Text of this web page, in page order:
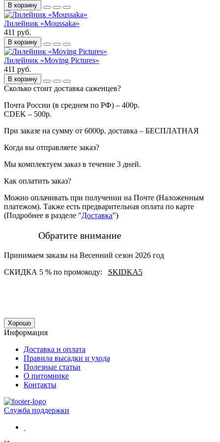
В корзину
Лилейник «Moussaka»
411 руб.
В корзину
Лилейник «Moving Pictures»
411 руб.
В корзину
Сколько стоит доставка саженцев?
Почта России (в среднем по РФ) – 400р.
CDEK – 500р.
При заказе на сумму от 6000р. доставка – БЕСПЛАТНАЯ
Когда вы отправляете заказ?
Мы комплектуем заказ в течение 3 дней.
Как оплатить заказ?
Можно оплачивать при получении на Почте (Наложенным
платежом). Также есть предварительная оплата по карте
(Подробнее в разделе "Доставка")
Обратите внимание
Принимаем заказы на Весенний сезон 2026 год
СКИДКА 5 % по промокоду: SKIDKA5
Хорошо
Информация
Доставка и оплата
Правила высадки и ухода
Полезные статьи
О питомнике
Контакты
Служба поддержки